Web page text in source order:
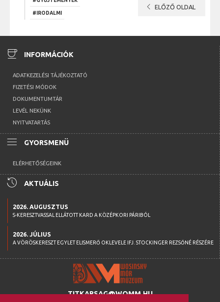
#IRODALMI chevron_left ELŐZŐ OLDAL
coffee INFORMÁCIÓK
ADATKEZELÉSI TÁJÉKOZTATÓ
FIZETÉSI MÓDOK
DOKUMENTUMTÁR
LEVÉL NEKÜNK
NYITVATARTÁS
menu GYORSMENÜ
ELÉRHETŐSÉGEINK
history AKTUÁLIS
2026. AUGUSZTUS
S-KERESZTVASSAL ELLÁTOTT KARD A KÖZÉPKORI PÁRIBÓL
2026. JÚLIUS
A VÖRÖSKERESZT EGYLET ELISMERŐ OKLEVELE IFJ. STOCKINGER REZSŐNÉ RÉSZÉRE
TITKARSAG@WOMM.HU